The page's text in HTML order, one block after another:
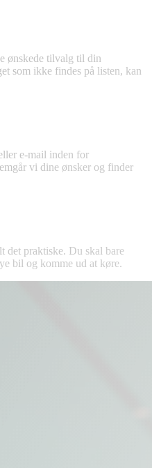
ønskede tilvalg til din
som ikke findes på listen, kan
e-mail inden for
vi dine ønsker og finder
det praktiske. Du skal bare
bil og komme ud at køre.